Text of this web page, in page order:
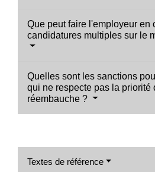
Que peut faire l'employeur en
candidatures multiples sur le
Quelles sont les sanctions
qui ne respecte pas la priorité
réembauche ?
Textes de référence